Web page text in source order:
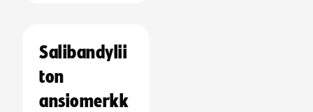
Salibandylii
ton
ansiomerkk